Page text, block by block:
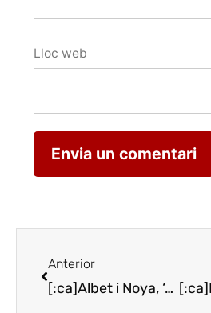
Lloc web
Anterior
[:ca]Albet i Noya, ‘efecte papallona’ dels vins ecològics al Penedès[:es]Albet i Noya, ‘efecto mariposa’ de los vinos ecológicos en el Penedès[:]